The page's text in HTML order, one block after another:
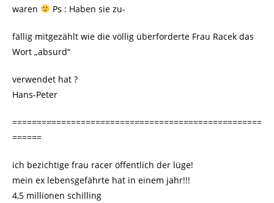
waren
Ps : Haben sie zu-
fällig mitgezählt wie die völlig überforderte Frau Racek das
Wort „absurd“
verwendet hat ?
Hans-Peter
===================================================
======
ich bezichtige frau racer öffentlich der lüge!
mein ex lebensgefährte hat in einem jahr!!!
4,5 millionen schilling